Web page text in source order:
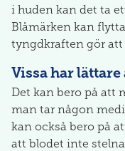
i huden kan det ta
Blåmärken kan
tyngdkraften gör
Vissa har
Det kan bero på att
man tar någon
kan också bero på
att blodet inte